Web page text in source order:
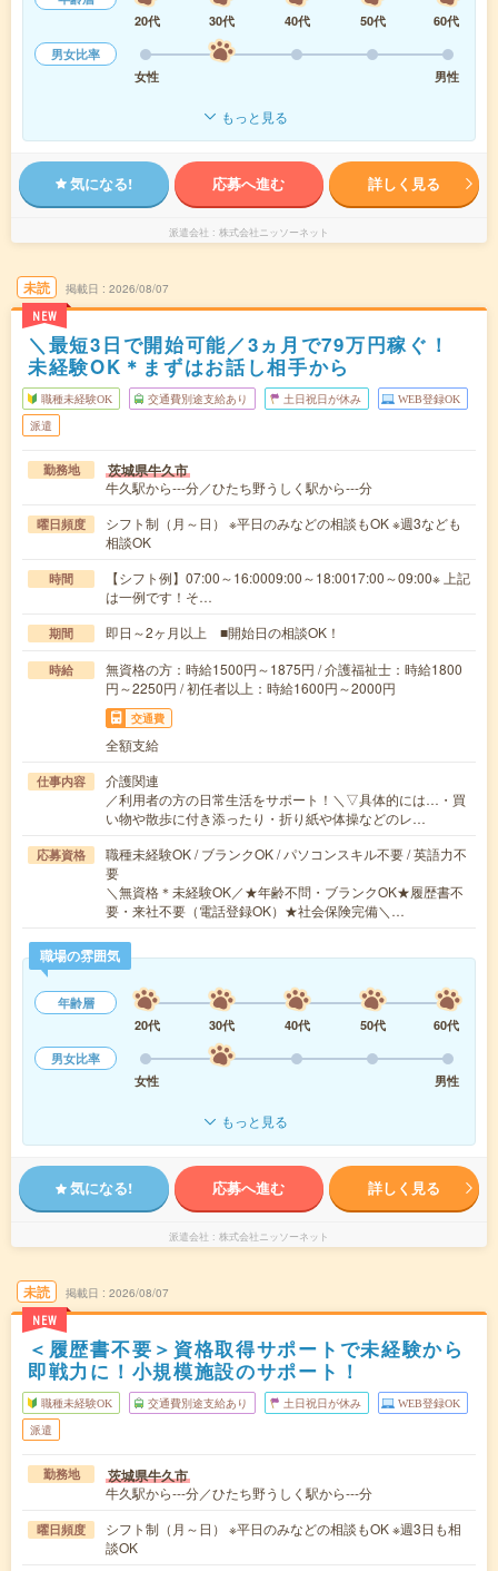
20代
30代 40代 50代
60代
男女比率
女性
男性
もっと見る
気になる! 応募へ進む 詳しく見る
派遣会社 株式会社ニッソーネット
未読
NEW
掲載日 2026/08/07
＼最短3日で開始可能／3ヵ月で79万円稼ぐ！
未経験OK＊まずはお話し相手から
職種未経験OK 交通費別途支給あり 土日祝日が休み WEB登録OK
派遣
勤務地 茨城県牛久市
牛久駅から---分／ひたち野うしく駅から---分
曜日頻度
シフト制（月～日） ※平日のみなどの相談もOK ※週3なども
相談OK
時間
【シフト例】07:00～16:0009:00～18:0017:00～09:00※ 上記
は一例です！そ…
期間 即日～2ヶ月以上 ■開始日の相談OK！
時給
無資格の方：時給1500円～1875円 / 介護福祉士：時給1800
円～2250円 / 初任者以上：時給1600円～2000円
交通費
全額支給
仕事内容
介護関連
／利用者の方の日常生活をサポート！＼▽具体的には…・買
い物や散歩に付き添ったり・折り紙や体操などのレ…
応募資格
職種未経験OK / ブランクOK / パソコンスキル不要 / 英語力不
要
＼無資格＊未経験OK／★年齢不問・ブランクOK★履歴書不
要・来社不要（電話登録OK）★社会保険完備＼…
職場の雰囲気
年齢層
20代
30代 40代 50代
60代
男女比率
女性
男性
もっと見る
気になる! 応募へ進む 詳しく見る
派遣会社 株式会社ニッソーネット
未読
NEW
掲載日 2026/08/07
＜履歴書不要＞資格取得サポートで未経験から
即戦力に！小規模施設のサポート！
職種未経験OK 交通費別途支給あり 土日祝日が休み WEB登録OK
派遣
勤務地 茨城県牛久市
牛久駅から---分／ひたち野うしく駅から---分
曜日頻度
シフト制（月～日） ※平日のみなどの相談もOK ※週3日も相
談OK